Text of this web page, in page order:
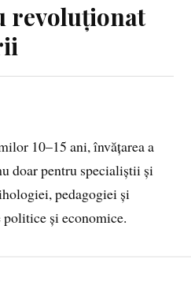
revoluționat
10–15 ani, învățarea a
doar pentru specialiștii și
pedagogiei și
și economice.